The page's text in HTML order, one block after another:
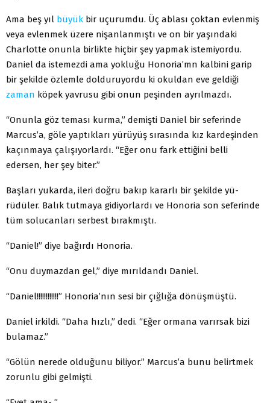
Ama beş yıl büyük bir uçurumdu. Üç ablası çoktan ev­lenmiş
veya evlenmek üzere nişanlanmıştı ve on bir ya­şındaki
Charlotte onunla birlikte hiçbir şey yapmak iste­miyordu.
Daniel da istemezdi ama yokluğu Honoria’mn kalbini garip
bir şekilde özlemle dolduruyordu ki okuldan eve geldiği
zaman köpek yavrusu gibi onun peşinden ay­rılmazdı.
“Onunla göz teması kurma,” demişti Daniel bir sefe­rinde
Marcus’a, göle yaptıkları yürüyüş sırasında kız kar­deşinden
kaçınmaya çalışıyorlardı. “Eğer onu fark ettiğini belli
edersen, her şey biter.”
Başları yukarda, ileri doğru bakıp kararlı bir şekilde yü­
rüdüler. Balık tutmaya gidiyorlardı ve Honoria son sefe­rinde
tüm solucanları serbest bırakmıştı.
“Daniel!” diye bağırdı Honoria.
“Onu duymazdan gel,” diye mırıldandı Daniel.
“Daniel!!!!!!!!!!!!” Honoria’nın sesi bir çığlığa dönüş­müştü.
Daniel irkildi. “Daha hızlı,” dedi. “Eğer ormana varır­sak bizi
bulamaz.”
“Gölün nerede olduğunu biliyor.” Marcus’a bunu be­lirtmek
zorunlu gibi gelmişti.